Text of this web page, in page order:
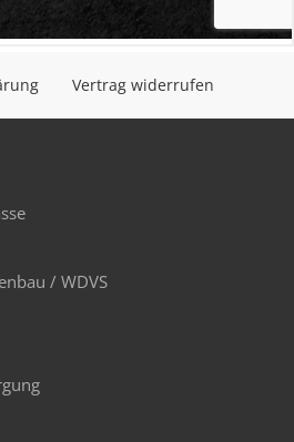
Vertrag widerrufen
/ WDVS